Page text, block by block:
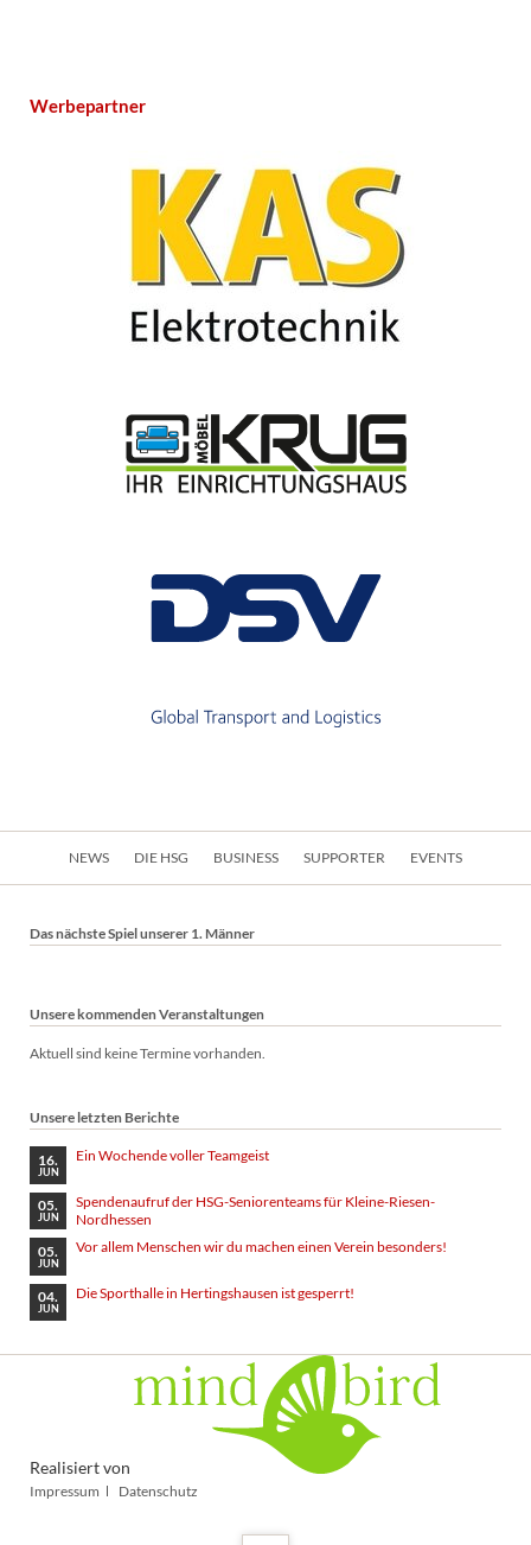
Werbepartner
Navigation
NEWS DIE HSG BUSINESS SUPPORTER EVENTS
Das nächste Spiel unserer 1. Männer
Unsere kommenden Veranstaltungen
Aktuell sind keine Termine vorhanden.
Unsere letzten Berichte
16.
JUN
Ein Wochende voller Teamgeist
05.
JUN
Spendenaufruf der HSG-Seniorenteams für Kleine-Riesen-
Nordhessen
05.
JUN
Vor allem Menschen wir du machen einen Verein besonders!
04.
JUN
Die Sporthalle in Hertingshausen ist gesperrt!
Realisiert von
Navigation
Impressum Datenschutz